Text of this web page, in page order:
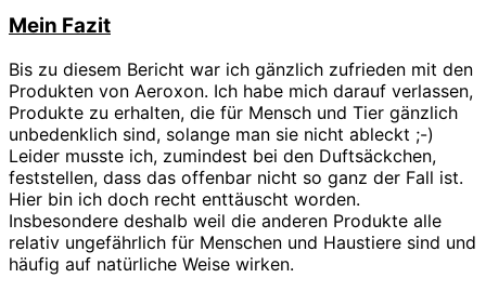
Mein Fazit
Bis zu diesem Bericht war ich gänzlich zufrieden mit den
Produkten von Aeroxon. Ich habe mich darauf verlassen,
Produkte zu erhalten, die für Mensch und Tier gänzlich
unbedenklich sind, solange man sie nicht ableckt ;-)
Leider musste ich, zumindest bei den Duftsäckchen,
feststellen, dass das offenbar nicht so ganz der Fall ist.
Hier bin ich doch recht enttäuscht worden.
Insbesondere deshalb weil die anderen Produkte alle
relativ ungefährlich für Menschen und Haustiere sind und
häufig auf natürliche Weise wirken.